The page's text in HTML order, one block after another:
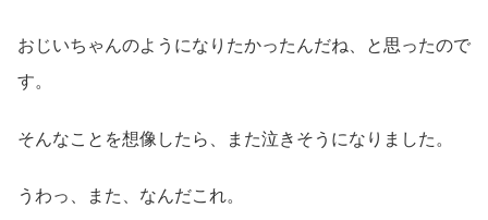
おじいちゃんのようになりたかったんだね、と思ったので
す。
そんなことを想像したら、また泣きそうになりました。
うわっ、また、なんだこれ。